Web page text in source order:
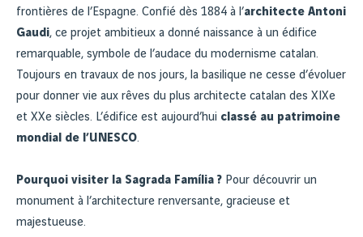
frontières de l’Espagne. Confié dès 1884 à l’architecte Antoni
Gaudi, ce projet ambitieux a donné naissance à un édifice
remarquable, symbole de l’audace du modernisme catalan.
Toujours en travaux de nos jours, la basilique ne cesse d’évoluer
pour donner vie aux rêves du plus architecte catalan des XIXe
et XXe siècles. L’édifice est aujourd’hui classé au patrimoine
mondial de l’UNESCO.
Pourquoi visiter la Sagrada Família ? Pour découvrir un
monument à l’architecture renversante, gracieuse et
majestueuse.